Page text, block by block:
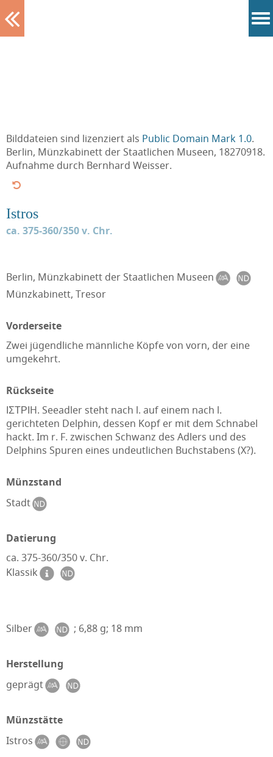
Bilddateien sind lizenziert als Public Domain Mark 1.0.
Berlin, Münzkabinett der Staatlichen Museen, 18270918.
Aufnahme durch Bernhard Weisser.
Istros
ca. 375-360/350 v. Chr.
Berlin, Münzkabinett der Staatlichen Museen
Münzkabinett, Tresor
Vorderseite
Zwei jügendliche männliche Köpfe von vorn, der eine
umgekehrt.
Rückseite
ΙΣΤΡΙH. Seeadler steht nach l. auf einem nach l.
gerichteten Delphin, dessen Kopf er mit dem Schnabel
hackt. Im r. F. zwischen Schwanz des Adlers und des
Delphins Spuren eines undeutlichen Buchstabens (X?).
Münzstand
Stadt
Datierung
ca. 375-360/350 v. Chr.
Klassik
Silber ; 6,88 g; 18 mm
Herstellung
geprägt
Münzstätte
Istros